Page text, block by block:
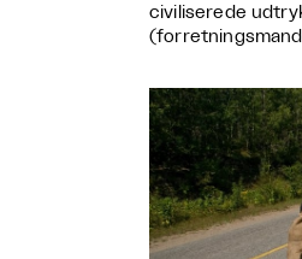
civiliserede